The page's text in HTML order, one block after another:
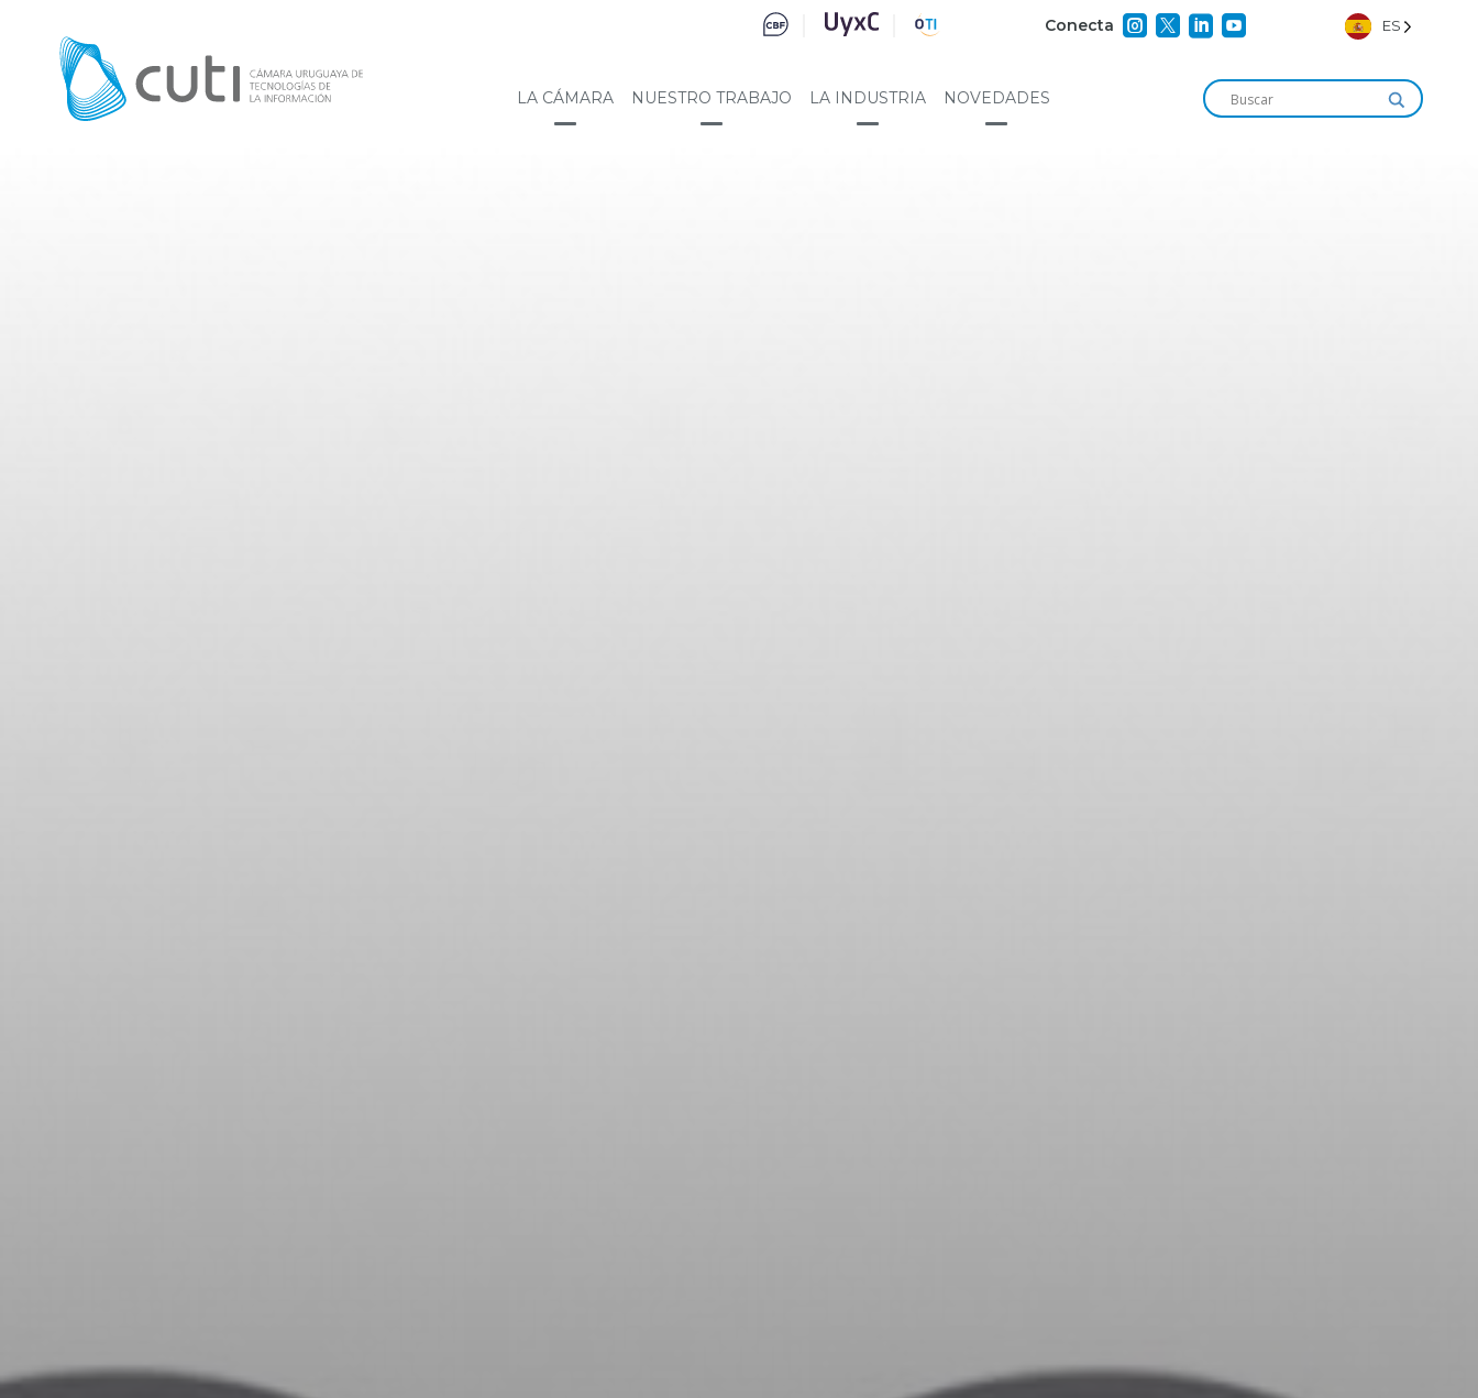
Conecta     ES
LA CÁMARA NUESTRO TRABAJO LA INDUSTRIA NOVEDADES